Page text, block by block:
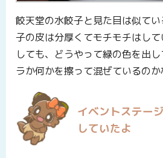
餃天堂の水餃子と見た目は似て
子の皮は分厚くてモチモチはし
しても、どうやって緑の色を出
ラか何かを擦って混ぜているのか
イベントステー
していたよ